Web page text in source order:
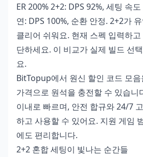
ER 200% 2+2: DPS 92%, 세팅 속
연: DPS 100%, 순환 안정. 2+2가
클리어 쉬워요. 현재 스펙 입력하
단하세요. 이 비교가 실제 빌드 선
요.
BitTopup에서 원신 할인 코드 모
가격으로 원석을 충전할 수 있습니
이내로 빠르며, 안전 합규와 24/7
하고 사용할 수 있어요. 지원 게임
에도 편리합니다.
2+2 혼합 세팅이 빛나는 순간들